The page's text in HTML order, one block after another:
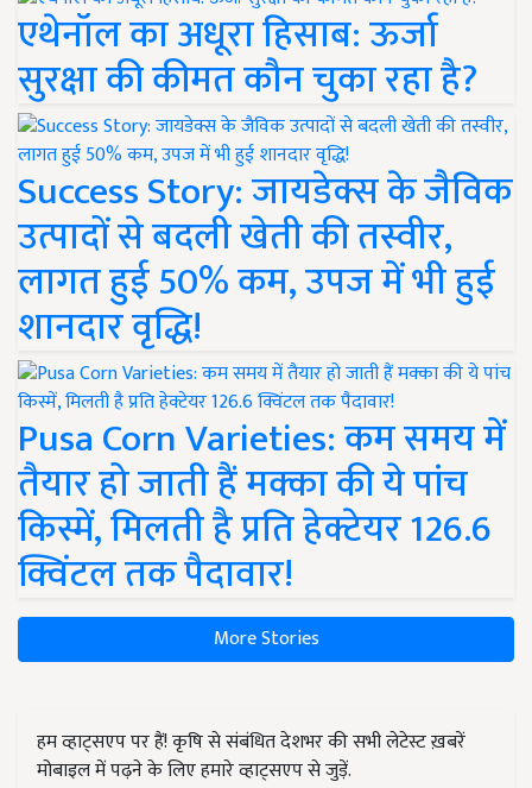
एथेनॉल का अधूरा हिसाब: ऊर्जा
सुरक्षा की कीमत कौन चुका रहा है?
Success Story: जायडेक्स के जैविक
उत्पादों से बदली खेती की तस्वीर,
लागत हुई 50% कम, उपज में भी हुई
शानदार वृद्धि!
Pusa Corn Varieties: कम समय में
तैयार हो जाती हैं मक्का की ये पांच
किस्में, मिलती है प्रति हेक्टेयर 126.6
क्विंटल तक पैदावार!
More Stories
हम व्हाट्सएप पर हैं! कृषि से संबंधित देशभर की सभी लेटेस्ट ख़बरें
मोबाइल में पढ़ने के लिए हमारे व्हाट्सएप से जुड़ें.